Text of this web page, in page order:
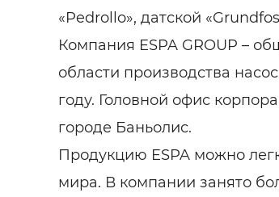
«Pedrollo», датской
Компания ESPA GROUP –
области производства
году. Головной офис
городе Баньолис.
Продукцию ESPA можно
мира. В компании занято